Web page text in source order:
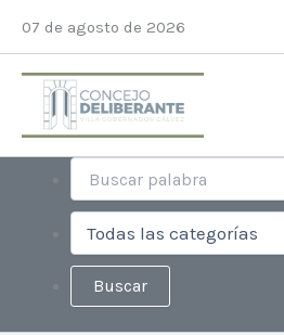
contenido
07 de agosto de 2026